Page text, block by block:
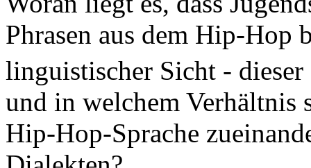
Phrasen aus dem Hip-Hop
linguistischer Sicht - dieser
und in welchem Verhältnis
Hip-Hop-Sprache